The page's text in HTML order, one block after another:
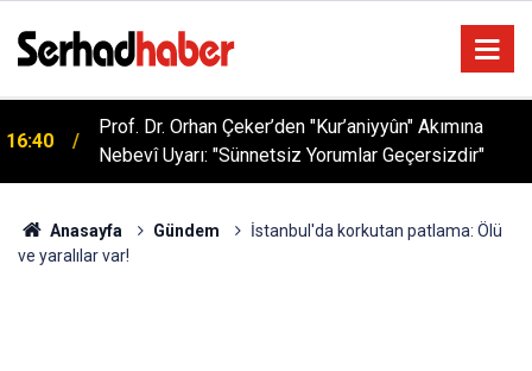
16:40
Prof. Dr. Orhan Çeker’den "Kur’aniyyûn" Akımına
Nebevî Uyarı: "Sünnetsiz Yorumlar Geçersizdir"
Anasayfa Gündem
İstanbul'da korkutan patlama: Ölü
ve yaralılar var!